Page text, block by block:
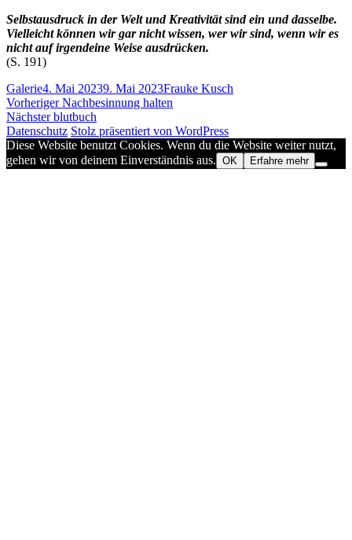
Selbstausdruck in der Welt und Kreativität sind ein und dasselbe.
Vielleicht können wir gar nicht wissen, wer wir sind, wenn wir es
nicht auf irgendeine Weise ausdrücken.
(S. 191)
Format
GalerieVeröffentlicht
am
4. Mai 20239. Mai 2023Autor
Frauke Kusch
Beitragsnavigation
Vorheriger Vorheriger
Beitrag:
Nachbesinnung halten
Nächster Nächster
Beitrag:
blutbuch
Datenschutz Stolz präsentiert von WordPress
Diese Website benutzt Cookies. Wenn du die Website weiter nutzt,
gehen wir von deinem Einverständnis aus. OK Erfahre mehr